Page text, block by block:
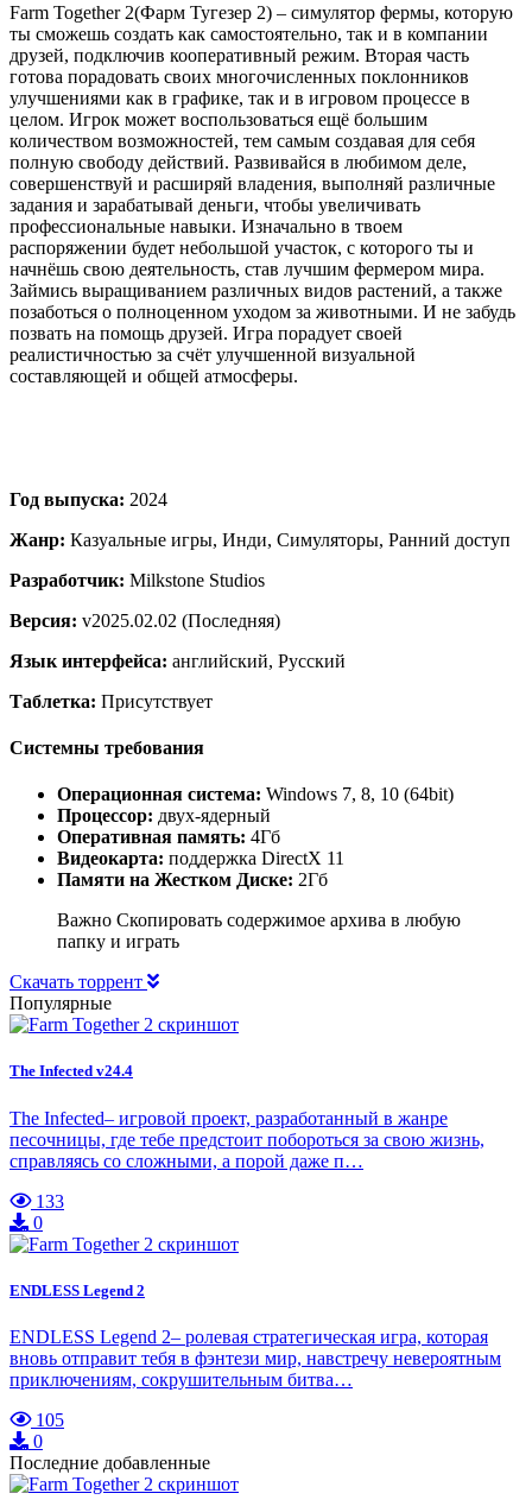
Farm Together 2(Фарм Тугезер 2) – симулятор фермы, которую
ты сможешь создать как самостоятельно, так и в компании
друзей, подключив кооперативный режим. Вторая часть
готова порадовать своих многочисленных поклонников
улучшениями как в графике, так и в игровом процессе в
целом. Игрок может воспользоваться ещё большим
количеством возможностей, тем самым создавая для себя
полную свободу действий. Развивайся в любимом деле,
совершенствуй и расширяй владения, выполняй различные
задания и зарабатывай деньги, чтобы увеличивать
профессиональные навыки. Изначально в твоем
распоряжении будет небольшой участок, с которого ты и
начнёшь свою деятельность, став лучшим фермером мира.
Займись выращиванием различных видов растений, а также
позаботься о полноценном уходом за животными. И не забудь
позвать на помощь друзей. Игра порадует своей
реалистичностью за счёт улучшенной визуальной
составляющей и общей атмосферы.
Год выпуска: 2024
Жанр: Казуальные игры, Инди, Симуляторы, Ранний доступ
Разработчик: Milkstone Studios
Версия: v2025.02.02 (Последняя)
Язык интерфейса: английский, Русский
Таблетка: Присутствует
Системны требования
Операционная система: Windows 7, 8, 10 (64bit)
Процессор: двух-ядерный
Оперативная память: 4Гб
Видеокарта: поддержка DirectX 11
Памяти на Жестком Диске: 2Гб
Важно Скопировать содержимое архива в любую
папку и играть
Скачать торрент
Популярные
The Infected v24.4
The Infected– игровой проект, разработанный в жанре
песочницы, где тебе предстоит побороться за свою жизнь,
справляясь со сложными, а порой даже п…
133
0
ENDLESS Legend 2
ENDLESS Legend 2– ролевая стратегическая игра, которая
вновь отправит тебя в фэнтези мир, навстречу невероятным
приключениям, сокрушительным битва…
105
0
Последние добавленные